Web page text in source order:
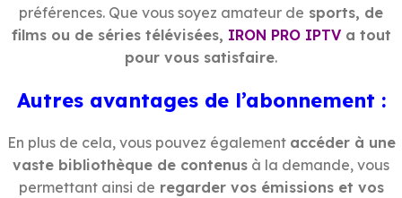
préférences. Que vous soyez amateur de sports, de
films ou de séries télévisées, IRON PRO IPTVa tout
pour vous satisfaire.
Autres avantages de l’abonnement :
En plus de cela, vous pouvez également accéder à une
vaste bibliothèque de contenus à la demande, vous
permettant ainsi de regarder vos émissions et vos